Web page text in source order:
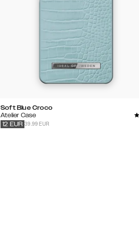
Soft Blue Croco
Atelier Case
39.99 EUR
12 EUR